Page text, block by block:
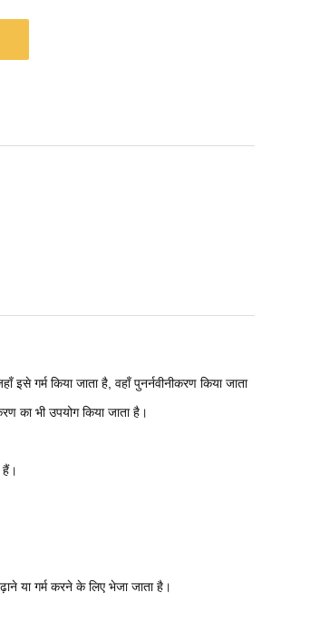
गर्म किया जाता है, वहाँ पुनर्नवीनीकरण किया जाता
का भी उपयोग किया जाता है।
हैं।
या गर्म करने के लिए भेजा जाता है।